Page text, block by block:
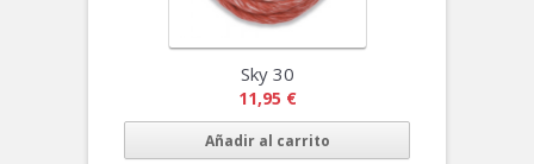
Sky 30
11,95 €
Añadir al carrito